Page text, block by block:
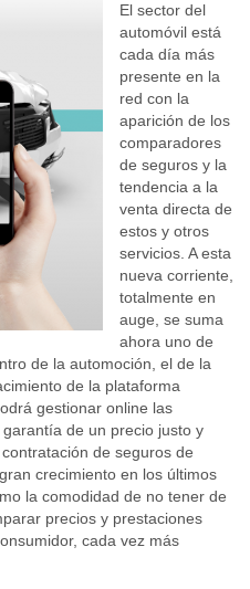
El sector del
automóvil está
cada día más
presente en la
red con la
aparición de los
comparadores
de seguros y la
tendencia a la
venta directa de
estos y otros
servicios. A esta
nueva corriente,
totalmente en
auge, se suma
ahora uno de
de la automoción, el de la
de la plataforma
gestionar online las
de un precio justo y
de seguros de
crecimiento en los últimos
la comodidad de no tener de
precios y prestaciones
cada vez más